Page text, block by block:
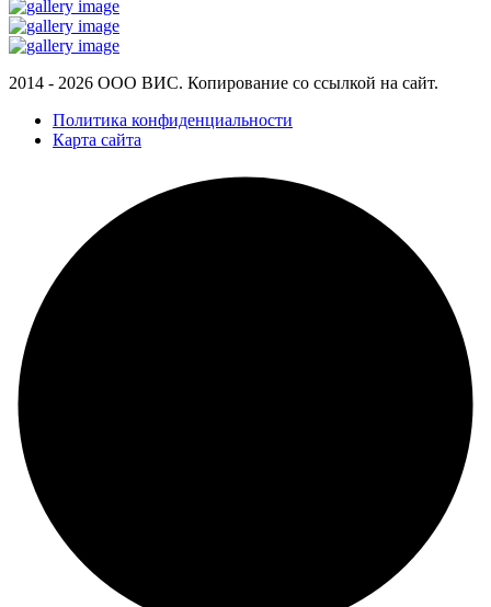
2014 - 2026 ООО ВИС. Копирование со ссылкой на сайт.
Политика конфиденциальности
Карта сайта